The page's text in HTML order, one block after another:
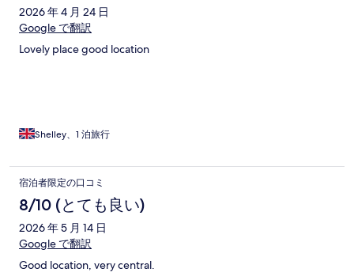
2026 年 4 月 24 日
Google で翻訳
Lovely place good location
Shelley、1 泊旅行
宿泊者限定の口コミ
8/10 (とても良い)
2026 年 5 月 14 日
Google で翻訳
Good location, very central.